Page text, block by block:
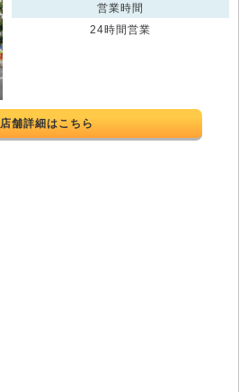
営業時間
24時間営業
店舗詳細はこちら